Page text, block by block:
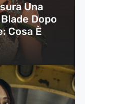
Una
Dopo
Cosa È